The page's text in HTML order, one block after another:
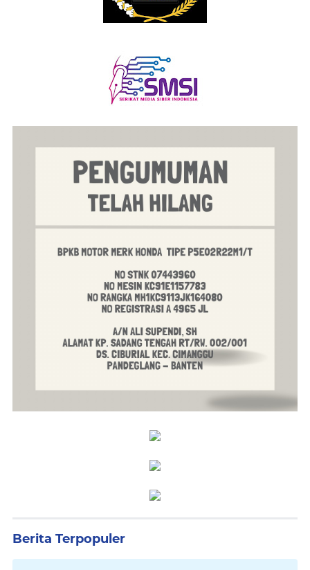
Berita Terpopuler